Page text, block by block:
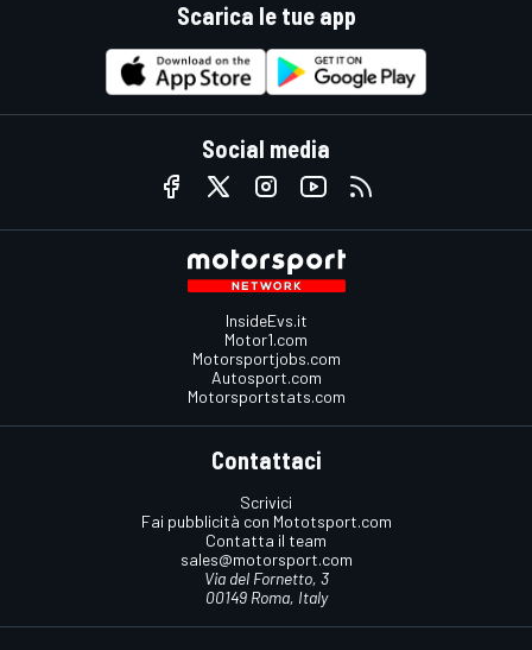
Scarica le tue app
Social media
InsideEvs.it
Motor1.com
Motorsportjobs.com
Autosport.com
Motorsportstats.com
Contattaci
Scrivici
Fai pubblicità con Mototsport.com
Contatta il team
sales@motorsport.com
Via del Fornetto, 3
00149 Roma, Italy